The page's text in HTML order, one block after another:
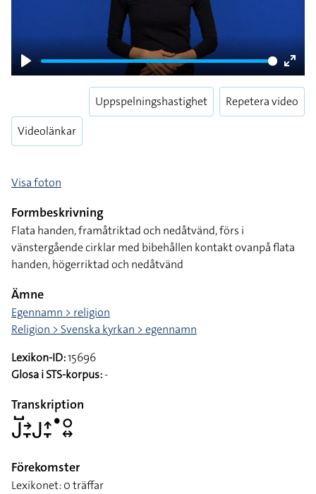
Play
Enter
Videolänkar
Uppspelningshastighet Repetera video
Visa foton
Formbeskrivning
Flata handen, framåtriktad och nedåtvänd, förs i
vänstergående cirklar med bibehållen kontakt ovanpå flata
handen, högerriktad och nedåtvänd
Ämne
Egennamn > religion
Religion > Svenska kyrkan > egennamn
Lexikon-ID:15696
Glosa i STS-korpus:-
Transkription
􌤢􌤹􌥔􌥙􌤢􌤴􌥙􌤟􌥰􌦉
Förekomster
Lexikonet: 0 träffar